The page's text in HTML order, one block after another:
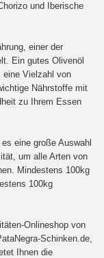
und Iberische
einer der
Ein gutes Olivenöl
Vielzahl von
Nährstoffe mit
zu Ihrem Essen
eine große Auswahl
um alle Arten von
Mindestens 100kg
100kg
Onlineshop von
Schinken.de,
Ihnen die